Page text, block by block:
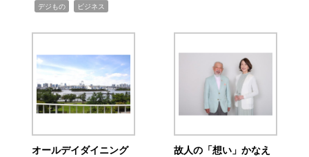
デジもの ビジネス
オールデイダイニング
故人の「想い」かなえ